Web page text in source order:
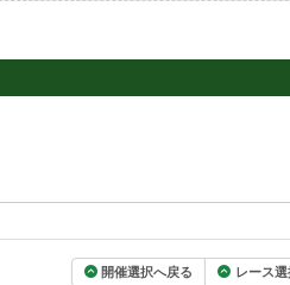
開催選択へ戻る レース